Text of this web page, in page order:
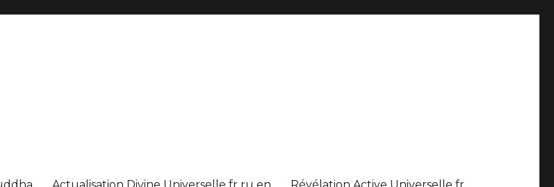
Actualisation Divine Universelle fr ru en Révélation Active Universelle fr